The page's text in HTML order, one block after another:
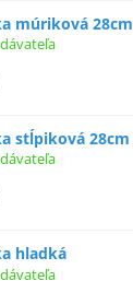
múriková 28cm
stĺpiková 28cm
hladká